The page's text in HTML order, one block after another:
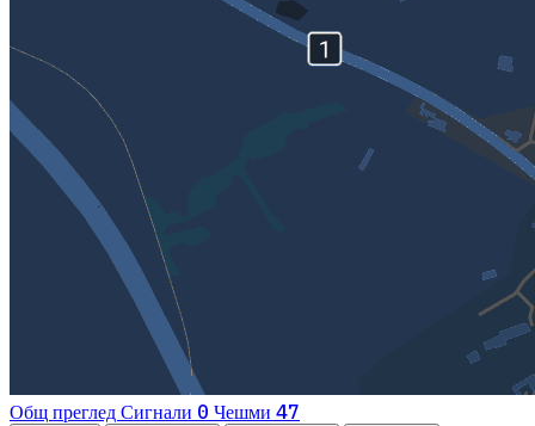
Общ преглед Сигнали 0 Чешми 47